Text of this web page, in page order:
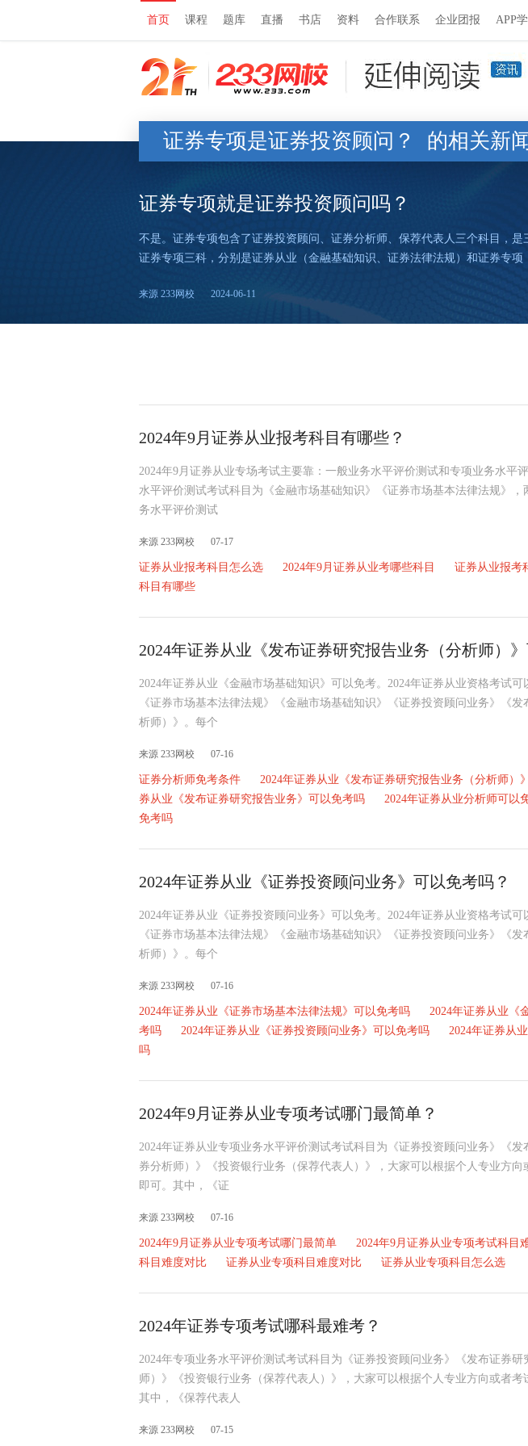
首页 课程 题库 直播 书店 资料 合作联系 企业团报 APP
证券专项是证券投资顾问？ 的相关新闻
证券专项就是证券投资顾问吗？
不是。证券专项包含了证券投资顾问、证券分析师、保荐代表人三个科目，
证券专项三科，分别是证券从业（金融基础知识、证券法律法规）和证券专
来源 233网校 2024-06-11
2024年9月证券从业报考科目有哪些？
2024年9月证券从业专场考试主要靠：一般业务水平评价测试和专项业务水平
水平评价测试考试科目为《金融市场基础知识》《证券市场基本法律法规》，
务水平评价测试
来源 233网校 07-17
证券从业报考科目怎么选 2024年9月证券从业考哪些科目 证券从业报考
科目有哪些
2024年证券从业《发布证券研究报告业务（分析师）
2024年证券从业《金融市场基础知识》可以免考。2024年证券从业资格考试可
《证券市场基本法律法规》《金融市场基础知识》《证券投资顾问业务》《
析师）》。每个
来源 233网校 07-16
证券分析师免考条件 2024年证券从业《发布证券研究报告业务（分析师）
券从业《发布证券研究报告业务》可以免考吗
2024年证券从业分析师可以
免考吗
2024年证券从业《证券投资顾问业务》可以免考吗？
2024年证券从业《证券投资顾问业务》可以免考。2024年证券从业资格考试可
《证券市场基本法律法规》《金融市场基础知识》《证券投资顾问业务》《
析师）》。每个
来源 233网校 07-16
2024年证券从业《证券市场基本法律法规》可以免考吗
2024年证券从业《
考吗
2024年证券从业《证券投资顾问业务》可以免考吗
2024年证券从
吗
2024年9月证券从业专项考试哪门最简单？
2024年证券从业专项业务水平评价测试考试科目为《证券投资顾问业务》《发
券分析师）》《投资银行业务（保荐代表人）》，大家可以根据个人专业方向
即可。其中，《证
来源 233网校 07-16
2024年9月证券从业专项考试哪门最简单 2024年9月证券从业专项考试科目
科目难度对比
证券从业专项科目难度对比 证券从业专项科目怎么选
2024年证券专项考试哪科最难考？
2024年专项业务水平评价测试考试科目为《证券投资顾问业务》《发布证券
师）》《投资银行业务（保荐代表人）》，大家可以根据个人专业方向或者考
其中，《保荐代表人
来源 233网校 07-15